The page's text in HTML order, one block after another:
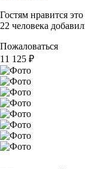
Гостям нравится
22 человека
Пожаловаться
11 125 ₽